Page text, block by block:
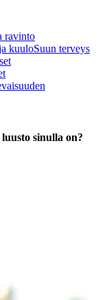
ravinto
kuuloSuun terveys
sinulla on?